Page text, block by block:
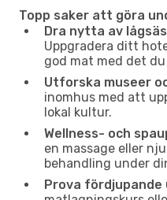
Topp saker att göra
Dra nytta av
Uppgradera ditt
god mat med det
Utforska museer
inomhus med att
lokal kultur.
Wellness- och
en massage eller
behandling under
Prova fördjupande